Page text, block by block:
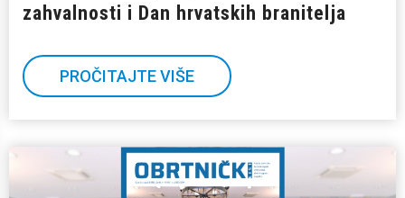
zahvalnosti i Dan hrvatskih branitelja
PROČITAJTE VIŠE